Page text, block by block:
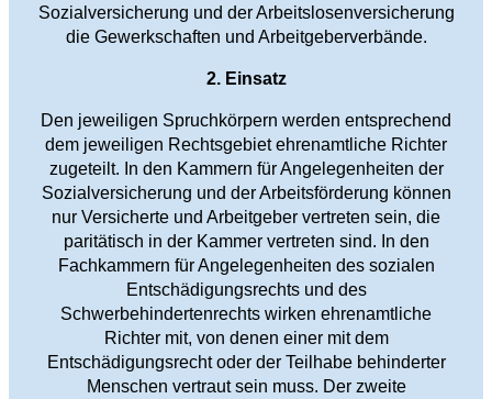
Sozialversicherung und der Arbeitslosenversicherung
die Gewerkschaften und Arbeitgeberverbände.
2. Einsatz
Den jeweiligen Spruchkörpern werden entsprechend
dem jeweiligen Rechtsgebiet ehrenamtliche Richter
zugeteilt. In den Kammern für Angelegenheiten der
Sozialversicherung und der Arbeitsförderung können
nur Versicherte und Arbeitgeber vertreten sein, die
paritätisch in der Kammer vertreten sind. In den
Fachkammern für Angelegenheiten des sozialen
Entschädigungsrechts und des
Schwerbehindertenrechts wirken ehrenamtliche
Richter mit, von denen einer mit dem
Entschädigungsrecht oder der Teilhabe behinderter
Menschen vertraut sein muss. Der zweite